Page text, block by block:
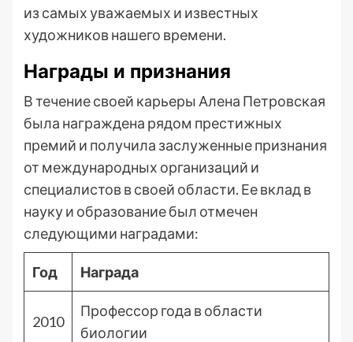
из самых уважаемых и известных
художников нашего времени.
Награды и признания
В течение своей карьеры Алена Петровская
была награждена рядом престижных
премий и получила заслуженные признания
от международных организаций и
специалистов в своей области. Ее вклад в
науку и образование был отмечен
следующими наградами:
Год Награда
2010
Профессор года в области
биологии